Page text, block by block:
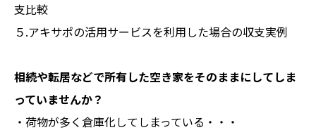
支比較
５.アキサポの活用サービスを利用した場合の収支実例
相続や転居などで所有した空き家をそのままにしてしま
っていませんか？
・荷物が多く倉庫化してしまっている・・・